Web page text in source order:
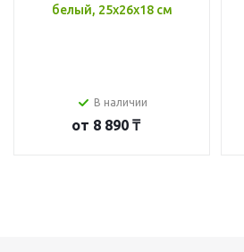
белый, 25x26x18 см
В наличии
от 8 890 ₸